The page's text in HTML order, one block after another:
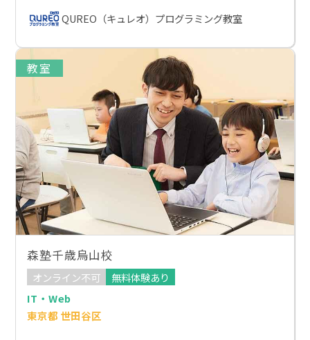
QUREO（キュレオ）プログラミング教室
教室
森塾千歳烏山校
オンライン不可
無料体験あり
IT・Web
東京都 世田谷区